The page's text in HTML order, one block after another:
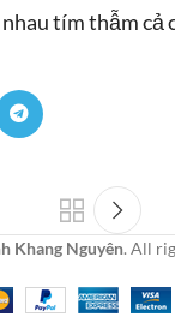
tím thẫm cả
Khang Nguyên. All